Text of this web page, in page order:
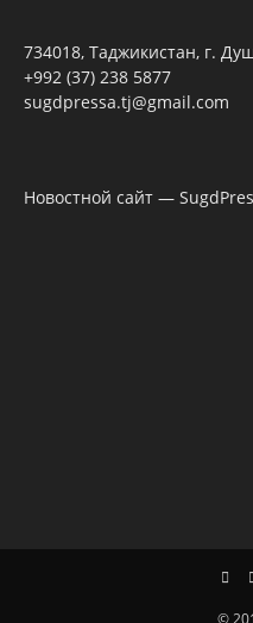
734018, Таджикистан, г.
+992 (37) 238 5877
sugdpressa.tj@gmail.com
Новостной сайт —
©